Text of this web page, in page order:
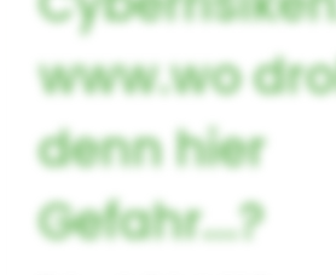
www.wo
denn hier
Gefahr...?